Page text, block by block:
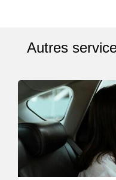
Autres